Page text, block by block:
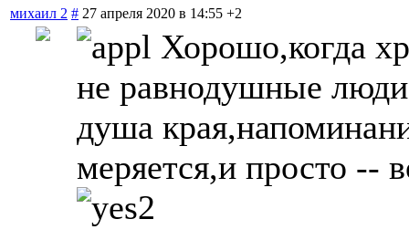
михаил 2 # 27 апреля 2020 в 14:55 +2
Хорошо,когда
не равнодушные
душа
меряется,и просто --